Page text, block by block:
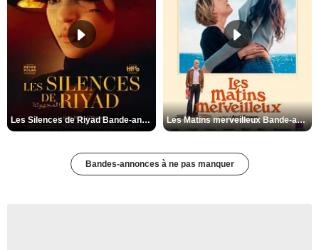
Les Silences de Riyad Bande-annonce VO STFR Les Matins merveilleux Bande-annonce VF
Bandes-annonces à ne pas manquer